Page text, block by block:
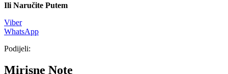
Ili Naručite Putem
Viber
WhatsApp
Podijeli:
Mirisne Note